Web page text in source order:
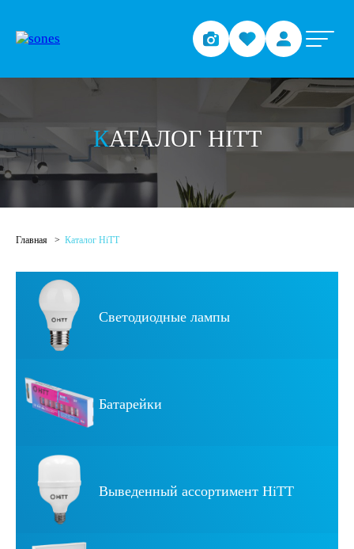
КАТАЛОГ HITT
Главная Каталог HiTT
Светодиодные лампы
Батарейки
Выведенный ассортимент HiTT
ЗАДАЙТЕ ВОПРОС О
Отправьте заявку и мы свяжемся с вами в ближайшее
Я ознакомлен(а) c
персональных данных